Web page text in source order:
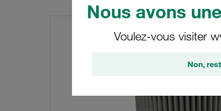
Nous avons
Voulez-vous visiter
Non,